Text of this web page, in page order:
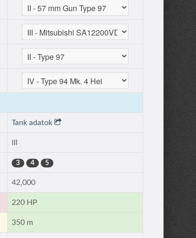
Tank adatok
3 4 5
42,000
220 HP
350 m